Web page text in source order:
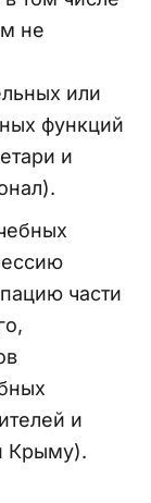
не
или
функций
и
части
и
Крыму).